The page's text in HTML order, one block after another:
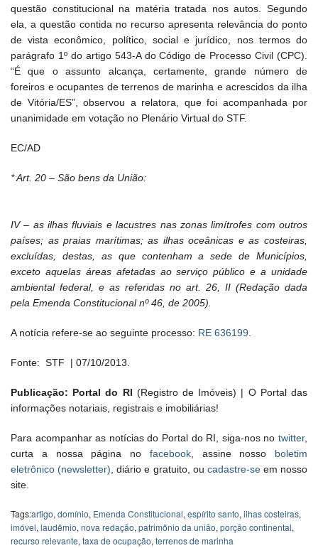
questão constitucional na matéria tratada nos autos. Segundo
ela, a questão contida no recurso apresenta relevância do ponto
de vista econômico, político, social e jurídico, nos termos do
parágrafo 1º do artigo 543-A do Código de Processo Civil (CPC).
“É que o assunto alcança, certamente, grande número de
foreiros e ocupantes de terrenos de marinha e acrescidos da ilha
de Vitória/ES”, observou a relatora, que foi acompanhada por
unanimidade em votação no Plenário Virtual do STF.
EC/AD
* Art. 20 – São bens da União:
IV – as ilhas fluviais e lacustres nas zonas limítrofes com outros
países; as praias marítimas; as ilhas oceânicas e as costeiras,
excluídas, destas, as que contenham a sede de Municípios,
exceto aquelas áreas afetadas ao serviço público e a unidade
ambiental federal, e as referidas no art. 26, II (Redação dada
pela Emenda Constitucional nº 46, de 2005).
A notícia refere-se ao seguinte processo: RE 636199
Fonte: STF | 07/10/2013.
Publicação: Portal do RI (Registro de Imóveis) | O Portal das
informações notariais, registrais e imobiliárias!
Para acompanhar as notícias do Portal do RI, siga-nos no twitter,
curta a nossa página no facebook, assine nosso boletim
eletrônico (newsletter) , diário e gratuito, ou cadastre-seem nosso
site.
Tags:artigo, domínio, Emenda Constitucional, espírito santo, ilhas costeiras,
imóvel, laudêmio, nova redação, patrimônio da união, porção continental,
recurso relevante, taxa de ocupação, terrenos de marinha